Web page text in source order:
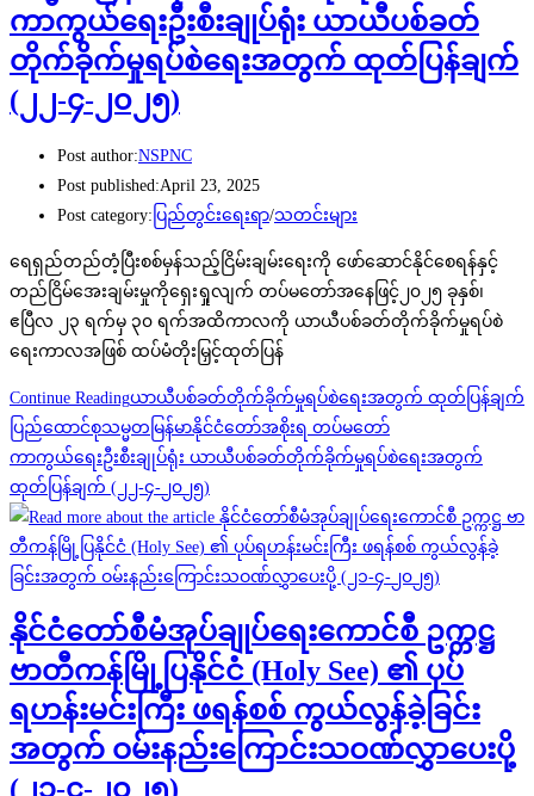
ကာကွယ်ရေးဦးစီးချုပ်ရုံး ယာယီပစ်ခတ်
တိုက်ခိုက်မှုရပ်စဲရေးအတွက် ထုတ်ပြန်ချက်
(၂၂-၄-၂၀၂၅)
Post author:NSPNC
Post published:April 23, 2025
Post category: ပြည်တွင်းရေးရာ/သတင်းများ
ရေရှည်တည်တံ့ပြီးစစ်မှန်သည့်ငြိမ်းချမ်းရေးကို ဖော်ဆောင်နိုင်စေရန်နှင့်
တည်ငြိမ်အေးချမ်းမှုကိုရှေးရှုလျက် တပ်မတော်အနေဖြင့်၂၀၂၅ ခုနှစ်၊
ဧပြီလ ၂၃ ရက်မှ ၃၀ ရက်အထိကာလကို ယာယီပစ်ခတ်တိုက်ခိုက်မှုရပ်စဲ
ရေးကာလအဖြစ် ထပ်မံတိုးမြှင့်ထုတ်ပြန်
Continue Readingယာယီပစ်ခတ်တိုက်ခိုက်မှုရပ်စဲရေးအတွက် ထုတ်ပြန်ချက်
ပြည်ထောင်စုသမ္မတမြန်မာနိုင်ငံတော်အစိုးရ တပ်မတော်
ကာကွယ်ရေးဦးစီးချုပ်ရုံး ယာယီပစ်ခတ်တိုက်ခိုက်မှုရပ်စဲရေးအတွက်
ထုတ်ပြန်ချက် (၂၂-၄-၂၀၂၅)
နိုင်ငံတော်စီမံအုပ်ချုပ်ရေးကောင်စီ ဥက္ကဋ္ဌ
ဗာတီကန်မြို့ပြနိုင်ငံ (Holy See) ၏ ပုပ်
ရဟန်းမင်းကြီး ဖရန်စစ် ကွယ်လွန်ခဲ့ခြင်း
အတွက် ဝမ်းနည်းကြောင်းသဝဏ်လွှာပေးပို့
(၂၁-၄-၂၀၂၅)